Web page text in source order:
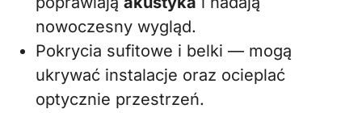
nowoczesny wygląd.
Pokrycia sufitowe i belki — mogą
ukrywać instalacje oraz ocieplać
optycznie przestrzeń.